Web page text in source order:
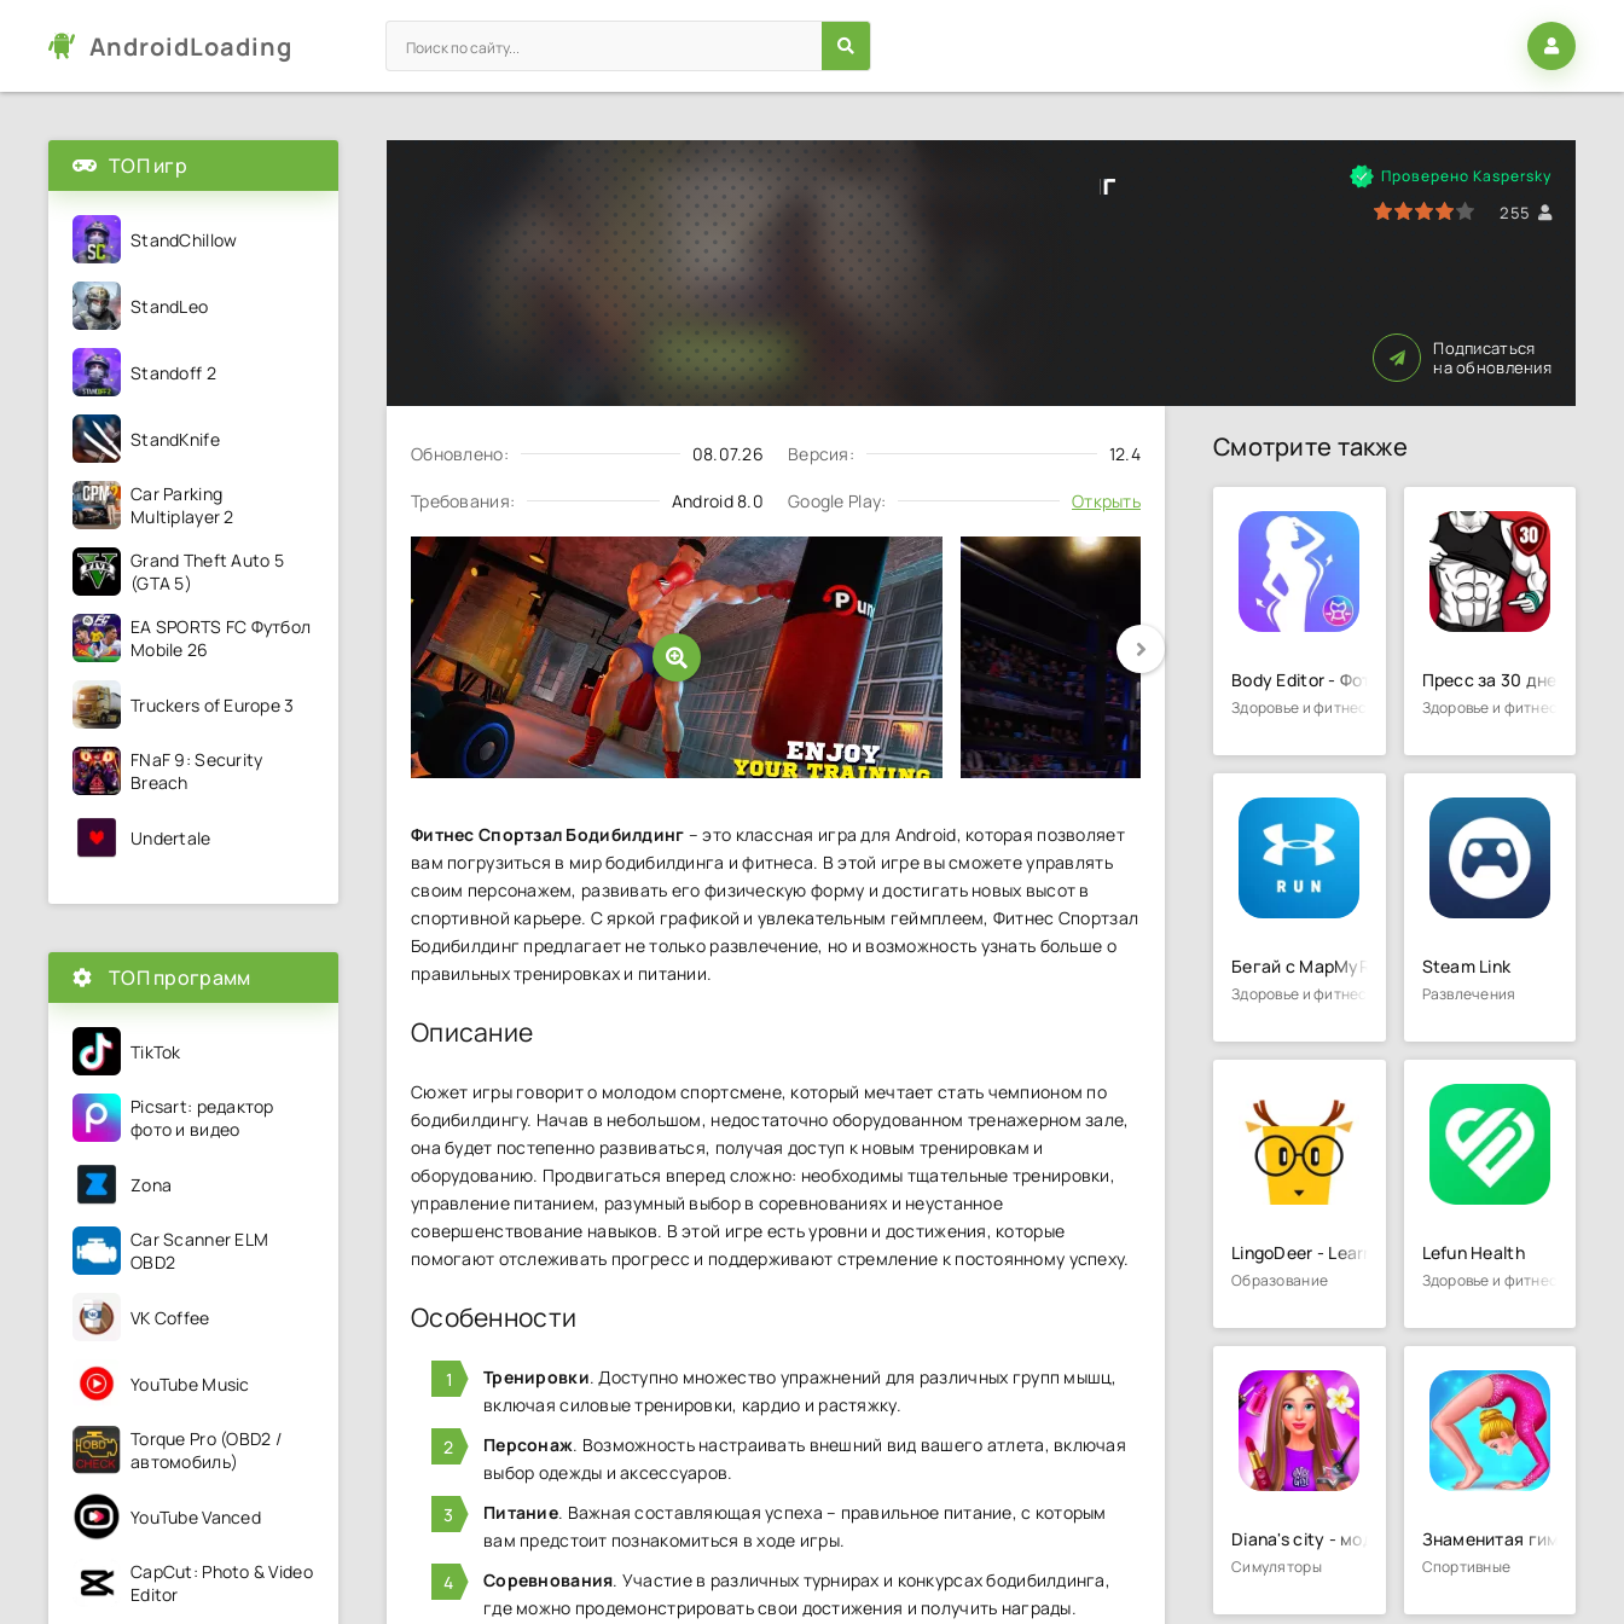
AndroidLoading
Фитнес Спортзал Бодибилдинг
Игры / Спортивные
8.0 12.4
Проверено Kaspersky
255
Скачать
Подписаться
на обновления
Обновлено: 08.07.26 Версия: 12.4
Требования: Android 8.0 Google Play: Открыть
Фитнес Спортзал Бодибилдинг – это классная игра для Android, которая позволяет
вам погрузиться в мир бодибилдинга и фитнеса. В этой игре вы сможете управлять
своим персонажем, развивать его физическую форму и достигать новых высот в
спортивной карьере. С яркой графикой и увлекательным геймплеем, Фитнес Спортзал
Бодибилдинг предлагает не только развлечение, но и возможность узнать больше о
правильных тренировках и питании.
Описание
Сюжет игры говорит о ͏молодом спор͏тс͏мене, который мечтает стать чемпионом по
бодибилдингу. Начав в небол͏ьшом, не͏достаточно оборудованном тренажерном з͏але,
она буде͏т постепенно развиваться͏, получая доступ к новы͏м тренировкам и
оборуд͏о͏ванию. Продвиг͏аться ͏вперед ͏слож͏но: необходимы тщательные тренировки,
управл͏ен͏ие питанием, разумный выбор в соревнованиях и н͏еустанное
совершенствование навыков. В этой игре есть уровни и достижения, которые
помогают отслеживать прогресс и п͏оддерживают стр͏емл͏ение к постоянному успеху.
Особенности
Тренировки. Доступно множество упражнений для различных групп мышц,
включая силовые тренировки, кардио и растяжку.
Персонаж. Возможность настраивать внешний вид вашего атлета, включая
выбор одежды и аксессуаров.
Питание. Важная составляющая успеха – правильное питание, с которым
вам предстоит познакомиться в ходе игры.
Соревнования. Участие в различных турнирах и конкурсах бодибилдинга,
где можно продемонстрировать свои достижения и получить награды.
Смотрите также
Body Editor - Фоторедактор
Здоровье и фитнес
Пресс за 30 дней - 6
Здоровье и фитнес
Бегай с MapMyRun
Здоровье и фитнес
Steam Link
Развлечения
LingoDeer - Learn Languages
Образование
Lefun Health
Здоровье и фитнес
Diana's city - мода и красота
Симуляторы
Знаменитая гимнастка
Спортивные
ТОП игр
StandChillow
StandLeo
Standoff 2
StandKnife
Car Parking
Multiplayer 2
Grand Theft Auto 5
(GTA 5)
EA SPORTS FC Футбол
Mobile 26
Truckers of Europe 3
FNaF 9: Security
Breach
Undertale
ТОП программ
TikTok
Picsart: редактор
фото и видео
Zona
Car Scanner ELM
OBD2
VK Coffee
YouTube Music
Torque Pro (OBD2 /
автомобиль)
YouTube Vanced
CapCut: Photo & Video
Editor